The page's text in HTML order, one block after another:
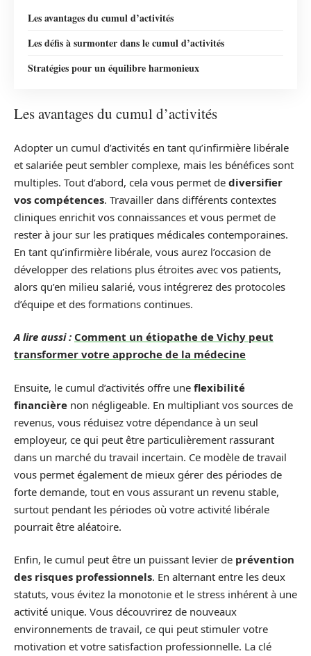
Les avantages du cumul d’activités
Les défis à surmonter dans le cumul d’activités
Stratégies pour un équilibre harmonieux
Les avantages du cumul d’activités
Adopter un cumul d’activités en tant qu’infirmière libérale
et salariée peut sembler complexe, mais les bénéfices sont
multiples. Tout d’abord, cela vous permet de diversifier
vos compétences. Travailler dans différents contextes
cliniques enrichit vos connaissances et vous permet de
rester à jour sur les pratiques médicales contemporaines.
En tant qu’infirmière libérale, vous aurez l’occasion de
développer des relations plus étroites avec vos patients,
alors qu’en milieu salarié, vous intégrerez des protocoles
d’équipe et des formations continues.
A lire aussi : Comment un étiopathe de Vichy peut
transformer votre approche de la médecine
Ensuite, le cumul d’activités offre une flexibilité
financière non négligeable. En multipliant vos sources de
revenus, vous réduisez votre dépendance à un seul
employeur, ce qui peut être particulièrement rassurant
dans un marché du travail incertain. Ce modèle de travail
vous permet également de mieux gérer des périodes de
forte demande, tout en vous assurant un revenu stable,
surtout pendant les périodes où votre activité libérale
pourrait être aléatoire.
Enfin, le cumul peut être un puissant levier de prévention
des risques professionnels. En alternant entre les deux
statuts, vous évitez la monotonie et le stress inhérent à une
activité unique. Vous découvrirez de nouveaux
environnements de travail, ce qui peut stimuler votre
motivation et votre satisfaction professionnelle. La clé